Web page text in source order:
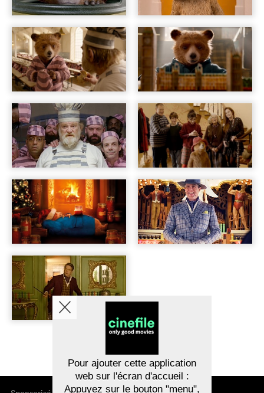
Pour ajouter cette application
web sur l'écran d'accueil :
Appuyez sur le bouton "menu",